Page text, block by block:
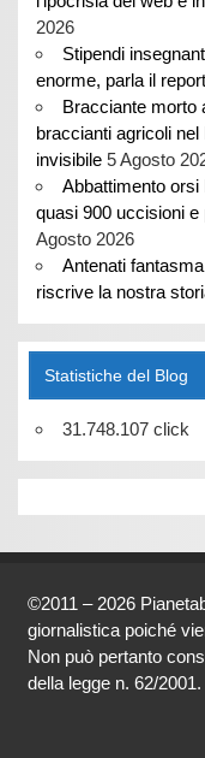
2026
Stipendi
enorme, parla il
Bracciante morto
braccianti agricoli nel
invisibile 5 Agosto
Abbattimento
quasi 900 uccisioni
Agosto 2026
Antenati
riscrive la nostra
Statistiche del Blog
31.748.107 click
©2011 – 2026
giornalistica poiché
Non può pertanto
della legge n. 62/2001.